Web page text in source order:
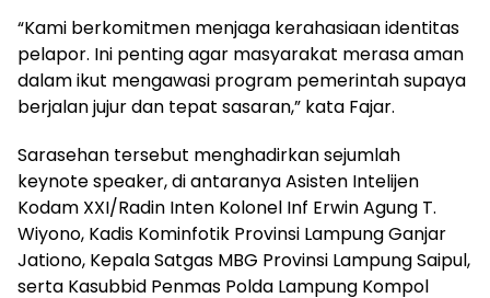
“Kami berkomitmen menjaga kerahasiaan identitas
pelapor. Ini penting agar masyarakat merasa aman
dalam ikut mengawasi program pemerintah supaya
berjalan jujur dan tepat sasaran,” kata Fajar.
Sarasehan tersebut menghadirkan sejumlah
keynote speaker, di antaranya Asisten Intelijen
Kodam XXI/Radin Inten Kolonel Inf Erwin Agung T.
Wiyono, Kadis Kominfotik Provinsi Lampung Ganjar
Jationo, Kepala Satgas MBG Provinsi Lampung Saipul,
serta Kasubbid Penmas Polda Lampung Kompol